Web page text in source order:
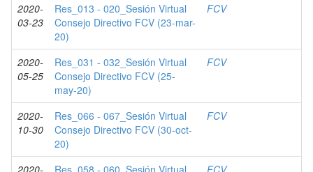
2020-
03-23
Res_013 - 020_Sesión Virtual
Consejo Directivo FCV (23-mar-
20)
FCV
2020-
05-25
Res_031 - 032_Sesión Virtual
Consejo Directivo FCV (25-
may-20)
FCV
2020-
10-30
Res_066 - 067_Sesión Virtual
Consejo Directivo FCV (30-oct-
20)
FCV
2020-
Res_058 - 060_Sesión Virtual
FCV